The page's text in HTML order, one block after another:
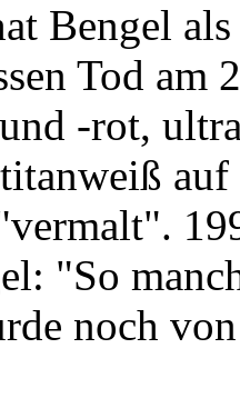
Bengel
Tod am
-rot,
"So
noch